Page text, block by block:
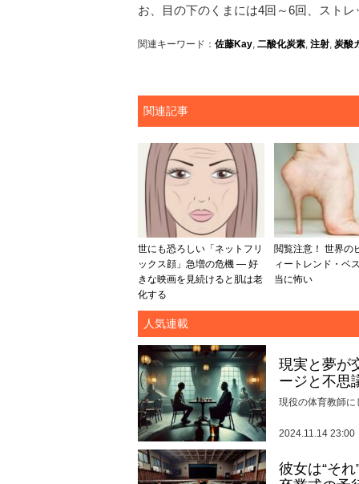
お、目の下のくまには4回～6回、スト
関連キーワード： 佐藤Kay, 二酸化炭素, 注射, 炭酸
関連記事
世にも恐ろしい「ネットフリ
ックス顔」急増の危機 ― 好
きな映画を見続けると肌は老
化する
閲覧注意！ 世界の
ィートレンド・ベ
当に怖い
人気連載
現実と夢が
ージと不思
現役の体育教師に
2024.11.14 23:00
彼女は“そ